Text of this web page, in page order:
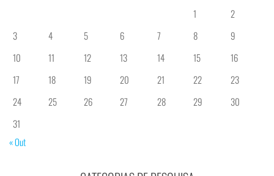
1
2
3
4 5 6 7 8
9
10
11 12 13 14 15
16
17
18 19 20 21 22
23
24
25 26 27 28 29
30
31
« Out